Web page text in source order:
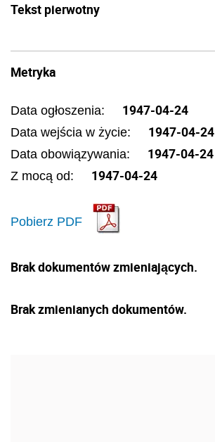
Tekst pierwotny
Metryka
Data ogłoszenia: 1947-04-24
Data wejścia w życie: 1947-04-24
Data obowiązywania: 1947-04-24
Z mocą od: 1947-04-24
Pobierz PDF
Brak dokumentów zmieniających.
Brak zmienianych dokumentów.